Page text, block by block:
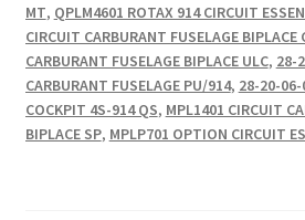
MT, QPLM4601 ROTAX 914 CIRCUIT
CIRCUIT CARBURANT FUSELAGE BIPLACE
CARBURANT FUSELAGE BIPLACE ULC, 28-
CARBURANT FUSELAGE PU/914, 28-20-06-
COCKPIT 4S-914 QS, MPL1401 CIRCUIT
BIPLACE SP, MPLP701 OPTION CIRCUIT